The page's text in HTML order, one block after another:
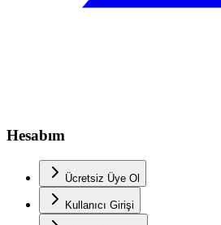
Hesabım
Ücretsiz Üye Ol
Kullanıcı Girişi